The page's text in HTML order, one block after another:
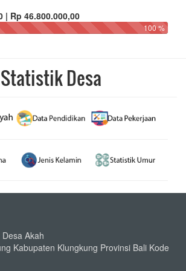
| Rp 46.800.000,00
100 %
Statistik Desa
Akah
Kabupaten Klungkung Provinsi Bali Kode